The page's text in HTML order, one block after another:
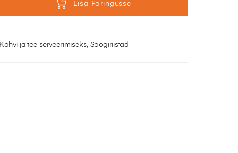
Lisa Päringusse
Kohvi ja tee serveerimiseks, Söögiriistad